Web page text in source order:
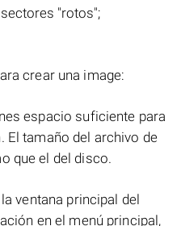
"rotos";
crear una image:
espacio suficiente para
El tamaño del archivo de
que el del disco.
ventana principal del
en el menú principal,